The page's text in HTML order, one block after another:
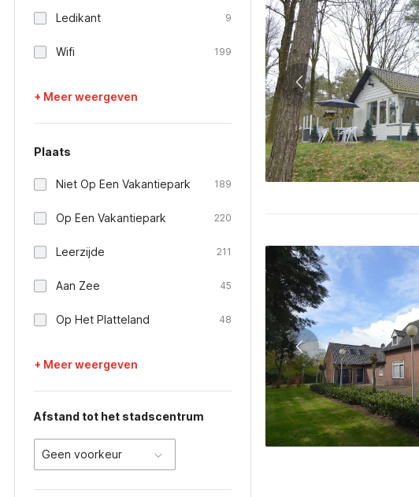
Ledikant 9
Wifi 199
+ Meer weergeven
Plaats
Niet Op Een Vakantiepark 189
Op Een Vakantiepark 220
Leerzijde 211
Aan Zee 45
Op Het Platteland 48
+ Meer weergeven
Afstand tot het stadscentrum
Geen voorkeur